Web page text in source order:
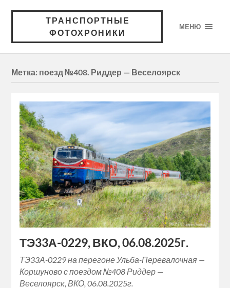
ТРАНСПОРТНЫЕ
ФОТОХРОНИКИ
МЕНЮ
Метка: поезд №408. Риддер — Веселоярск
ТЭ33А-0229, ВКО, 06.08.2025г.
ТЭ33А-0229 на перегоне Ульба-Перевалочная —
Коршуново с поездом №408 Риддер —
Веселоярск, ВКО, 06.08.2025г.